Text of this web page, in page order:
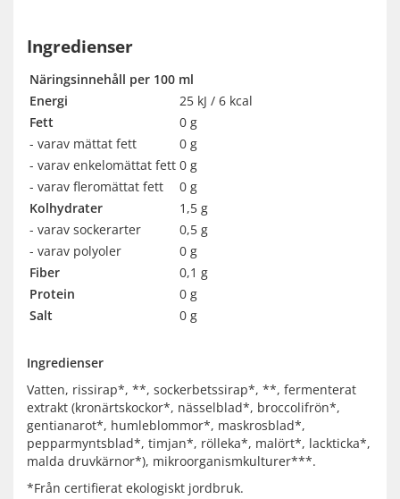
Ingredienser
Näringsinnehåll per 100 ml
Energi
25 kJ / 6 kcal
Fett
0 g
- varav mättat fett
0 g
- varav enkelomättat fett 0 g
- varav fleromättat fett
0 g
Kolhydrater
1,5 g
- varav sockerarter
0,5 g
- varav polyoler
0 g
Fiber
0,1 g
Protein
0 g
Salt
0 g
Ingredienser
Vatten, rissirap*, **, sockerbetssirap*, **, fermenterat
extrakt (kronärtskockor*, nässelblad*, broccolifrön*,
gentianarot*, humleblommor*, maskrosblad*,
pepparmyntsblad*, timjan*, rölleka*, malört*, lackticka*,
malda druvkärnor*), mikroorganismkulturer***.
*Från certifierat ekologiskt jordbruk.